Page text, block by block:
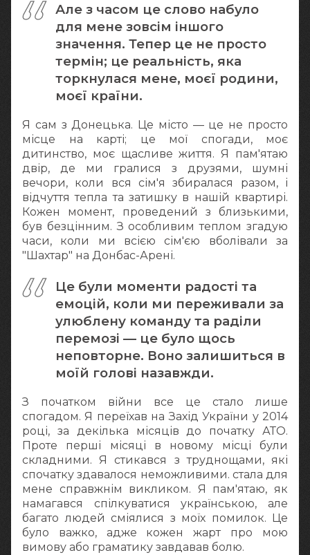
Але з часом це слово набуло
для мене зовсім іншого
значення. Тепер це не просто
термін; це реальність, яка
торкнулася мене, моєї родини,
моєї країни.
Я сам з Донецька. Це місто — це не просто
місце на карті; це мої спогади, моє
дитинство, моє щасливе життя. Я пам'ятаю
двір, де ми гралися з друзями, шумні
вечори, коли вся сім'я збиралася разом, і
відчуття тепла та затишку в нашій квартирі.
Кожен момент, проведений з близькими,
був безцінним. З особливим теплом згадую
часи, коли ми всією сім'єю вболівали за
"Шахтар" на Донбас-Арені.
Це були моменти радості та
емоцій, коли ми переживали за
улюблену команду та раділи
перемозі — це було щось
неповторне. Воно залишиться в
моїй голові назавжди.
З початком війни все це стало лише
спогадом. Я переїхав на Захід України у 2014
році, за декілька місяців до початку АТО.
Проте перші місяці в новому місці були
складними. Я стикався з труднощами, які
спочатку здавалося неможливими. стала для
мене справжнім викликом. Я пам'ятаю, як
намагався спілкуватися українською, але
багато людей сміялися з моїх помилок. Це
було важко, адже кожен жарт про мою
вимову або граматику завдавав болю.